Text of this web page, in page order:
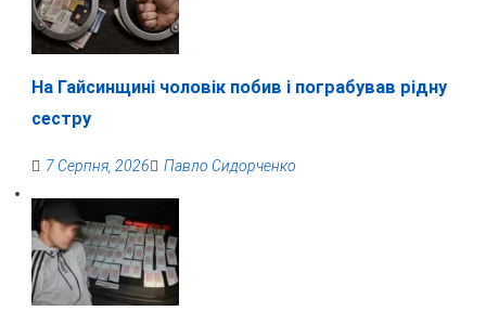
На Гайсинщині чоловік побив і пограбував рідну
сестру
7 Серпня, 2026 Павло Сидорченко